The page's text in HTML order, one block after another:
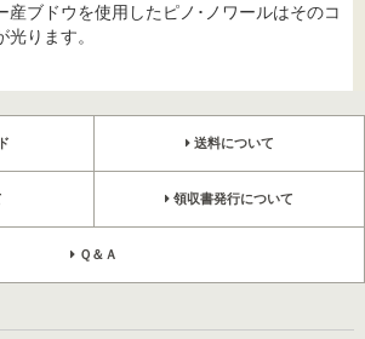
産ブドウを使用したピノ･ノワールはそのコ
ります。
送料について
領収書発行について
Ｑ＆Ａ